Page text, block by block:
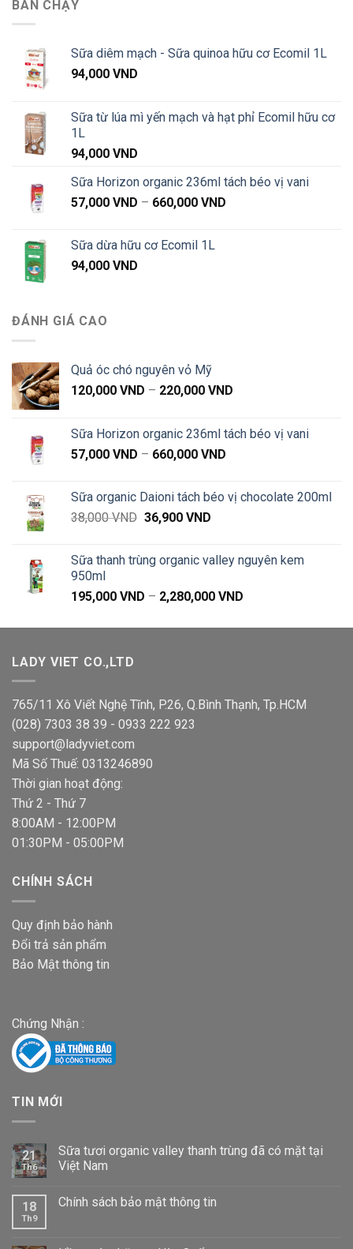
1,020,000 VND
BÁN CHẠY
Sữa diêm mạch - Sữa quinoa hữu cơ Ecomil 1L
94,000 VND
Sữa từ lúa mì yến mạch và hạt phỉ Ecomil hữu cơ
1L
94,000 VND
Sữa Horizon organic 236ml tách béo vị vani
57,000 VND – 660,000 VND
Sữa dừa hữu cơ Ecomil 1L
94,000 VND
ĐÁNH GIÁ CAO
Quả óc chó nguyên vỏ Mỹ
120,000 VND – 220,000 VND
120,000 VND
Sữa Horizon organic 236ml tách béo vị vani
57,000 VND – 660,000 VND
57,000 VND
Sữa organic Daioni tách béo vị chocolate 200ml
38,000VND Giá
38,000 VND.
36,900 VNDGiá
là:
Sữa thanh trùng organic valley nguyên kem
950ml
195,000 VND – 2,280,000 VND
từ
LADY VIET CO.,LTD
765/11 Xô Viết Nghệ Tĩnh, P.26, Q.Bình Thạnh, Tp.HCM
(028) 7303 38 39 - 0933 222 923
support@ladyviet.com
Mã Số Thuế: 0313246890
Thời gian hoạt động:
Thứ 2 - Thứ 7
8:00AM - 12:00PM
01:30PM - 05:00PM
CHÍNH SÁCH
Quy định bảo hành
Đổi trả sản phẩm
Bảo Mật thông tin
Chứng Nhận :
TIN MỚI
21
Th6
Sữa tươi organic valley thanh trùng đã có mặt tại
Việt Nam
18
Th9
Chính sách bảo mật thông tin